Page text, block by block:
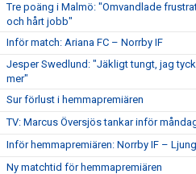
Tre poäng i Malmö: "Omvandlade
och hårt jobb"
Inför match: Ariana FC – Norrby IF
Jesper Swedlund: "Jäkligt tungt, jag
mer"
Sur förlust i hemmapremiären
TV: Marcus Översjös tankar inför
Inför hemmapremiären: Norrby IF –
Ny matchtid för hemmapremiären